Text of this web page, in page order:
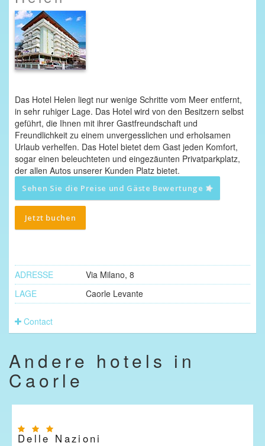
Das Hotel Helen liegt nur wenige Schritte vom Meer entfernt,
in sehr ruhiger Lage. Das Hotel wird von den Besitzern selbst
geführt, die Ihnen mit ihrer Gastfreundschaft und
Freundlichkeit zu einem unvergesslichen und erholsamen
Urlaub verhelfen. Das Hotel bietet dem Gast jeden Komfort,
sogar einen beleuchteten und eingezäunten Privatparkplatz,
der allen Autos unserer Kunden Platz bietet.
Sehen Sie die Preise und Gäste Bewertunge
Jetzt buchen
ADRESSE
Via Milano, 8
LAGE
Caorle Levante
Contact
Andere hotels in
Caorle
Delle Nazioni